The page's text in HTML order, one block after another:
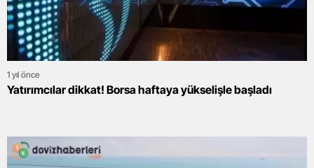
1 yıl önce
Yatırımcılar dikkat! Borsa haftaya yükselişle başladı